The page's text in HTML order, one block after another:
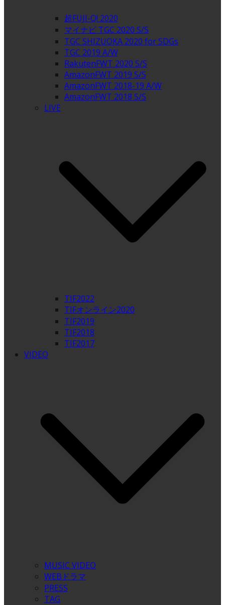
超FUJI-Q! 2020
マイナビ TGC 2020 S/S
TGC SHIZUOKA 2020 for SDGs
TGC 2019 A/W
RakutenFWT 2020 S/S
AmazonFWT 2019 S/S
AmazonFWT 2018-19 A/W
AmazonFWT 2018 S/S
LIVE
TIF2022
TIFオンライン2020
TIF2019
TIF2018
TIF2017
VIDEO
MUSIC VIDEO
WEBドラマ
PRESS
TAG